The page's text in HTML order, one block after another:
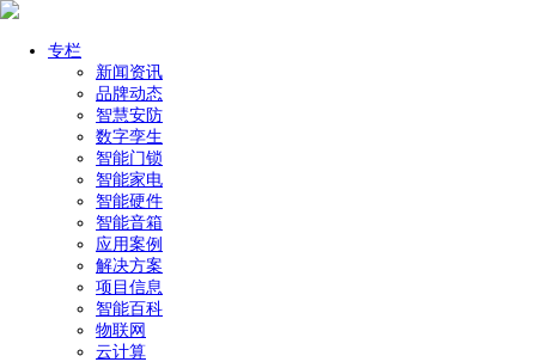
专栏
新闻资讯
品牌动态
智慧安防
数字孪生
智能门锁
智能家电
智能硬件
智能音箱
应用案例
解决方案
项目信息
智能百科
物联网
云计算